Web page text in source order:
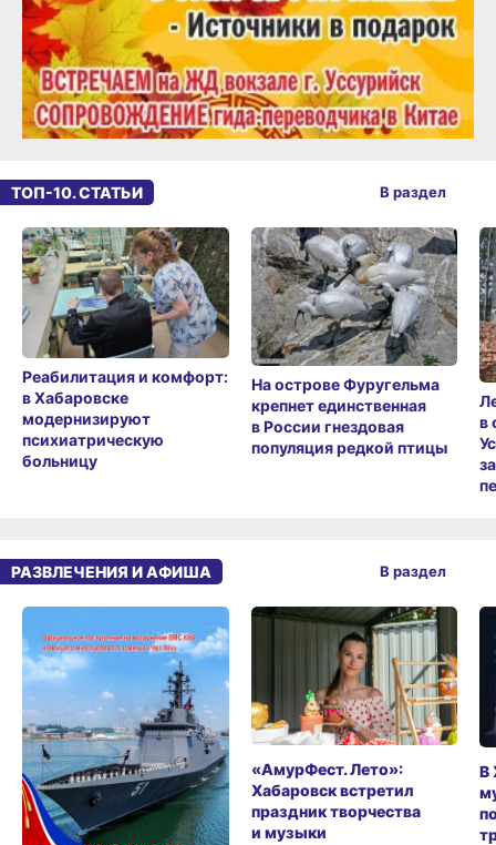
ТОП-10. СТАТЬИ
Реабилитация и комфорт:
в Хабаровске
модернизируют
психиатрическую
больницу
На острове Фуругельма
крепнет единственная
в России гнездовая
популяция редкой птицы
в
В раздел
РАЗВЛЕЧЕНИЯ И АФИША
«АмурФест. Лето»:
Хабаровск встретил
праздник творчества
и музыки
В
В раздел